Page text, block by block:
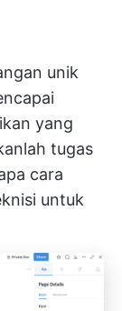
unik
yang
tugas
cara
untuk